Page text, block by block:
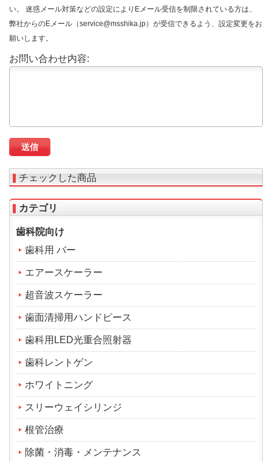
い。 迷惑メール対策などの設定によりEメール受信を制限されている方は、
弊社からのEメール（service@msshika.jp）が受信できるよう、設定変更をお
願いします。
お問い合わせ内容:
チェックした商品
カテゴリ
歯科院向け
歯科用 バー
エアースケーラー
超音波スケーラー
歯面清掃用ハンドピース
歯科用LED光重合照射器
歯科レントゲン
ホワイトニング
スリーウェイシリンジ
根管治療
除菌・消毒・メンテナンス